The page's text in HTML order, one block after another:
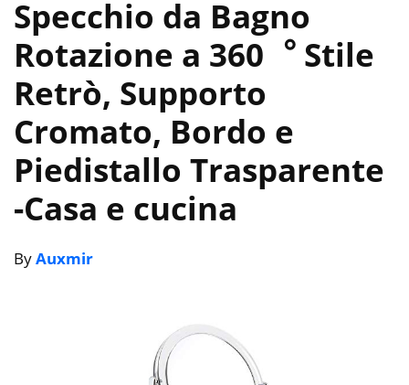
Specchio da Bagno
Rotazione a 360︒ Stile
Retrò, Supporto
Cromato, Bordo e
Piedistallo Trasparente
-Casa e cucina
ByAuxmir